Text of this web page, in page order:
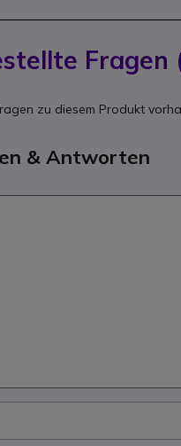
Fragen
zu diesem Produkt
& Antworten